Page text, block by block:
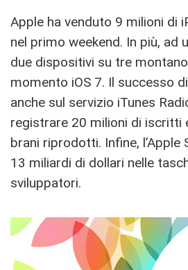
Apple ha venduto 9 milioni di
nel primo weekend. In più, ad
due dispositivi su tre
momento iOS 7. Il successo
anche sul servizio iTunes
registrare 20 milioni di iscritti
brani riprodotti. Infine,
13 miliardi di dollari nelle
sviluppatori.